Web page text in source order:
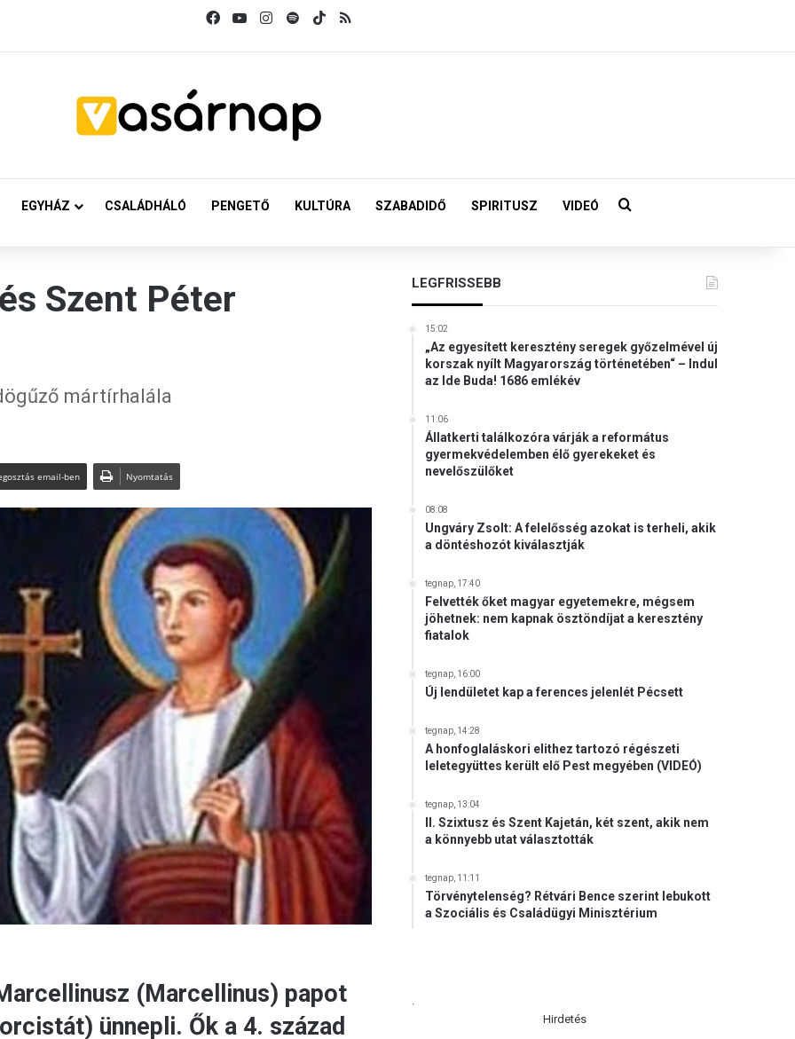
FacebookYouTubeInstagram
SpotifyTikTok
EGYHÁZ CSALÁDHÁLÓ PENGETŐ KULTÚRA SZABADIDŐ SPIRITUSZ VIDEÓ Keresés:
Szent Péter
mártírhalála
email-ben Nyomtatás
(Marcellinus) papot
ünnepli. Ők a 4. század
LEGFRISSEBB
15:02
„Az egyesített keresztény seregek győzelmével új
korszak nyílt Magyarország történetében“ – Indul
az Ide Buda! 1686 emlékév
11:06
Állatkerti találkozóra várják a református
gyermekvédelemben élő gyerekeket és
nevelőszülőket
08:08
Ungváry Zsolt: A felelősség azokat is terheli, akik
a döntéshozót kiválasztják
tegnap, 17:40
Felvették őket magyar egyetemekre, mégsem
jöhetnek: nem kapnak ösztöndíjat a keresztény
fiatalok
tegnap, 16:00
Új lendületet kap a ferences jelenlét Pécsett
tegnap, 14:28
A honfoglaláskori elithez tartozó régészeti
leletegyüttes került elő Pest megyében (VIDEÓ)
tegnap, 13:04
II. Szixtusz és Szent Kajetán, két szent, akik nem
a könnyebb utat választották
tegnap, 11:11
Törvénytelenség? Rétvári Bence szerint lebukott
a Szociális és Családügyi Minisztérium
.
Hirdetés